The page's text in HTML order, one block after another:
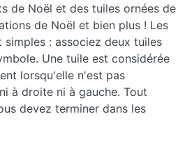
de Noël et des tuiles ornées de
de Noël et bien plus ! Les
simples : associez deux tuiles
Une tuile est considérée
lorsqu'elle n'est pas
à droite ni à gauche. Tout
devez terminer dans les